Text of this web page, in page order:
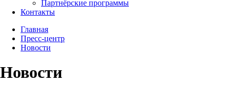
Партнёрские программы
Контакты
Главная
Пресс-центр
Новости
Новости